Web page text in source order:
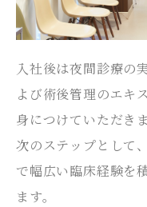
入社後は夜間診療の
よび術後管理のエキ
身につけていただきま
次のステップとして
で幅広い臨床経験を
ます。